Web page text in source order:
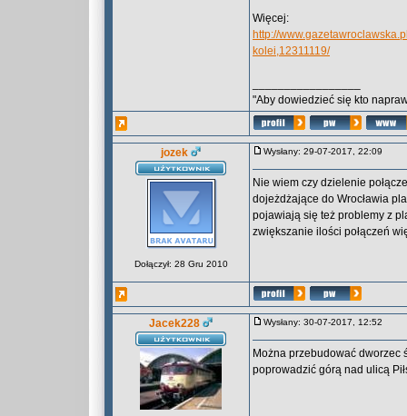
Więcej:
http://
kolei,12311119/
"Aby dowiedzieć się kto
jozek
Dołączył: 28 Gru 2010
Wysłany: 29-07-2017, 22:09
Nie wiem czy dzielenie
dojeżdżające do Wrocławia
pojawiają się też problemy z
zwiększanie ilości połączeń
Jacek228 Wysłany: 30-07-2017, 12:52
Można przebudować dworzec
poprowadzić górą nad ulicą